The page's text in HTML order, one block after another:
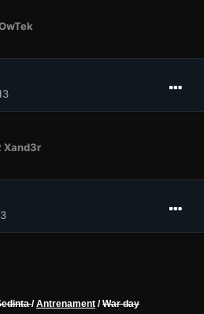
Xand3r
/Antrenament /War day